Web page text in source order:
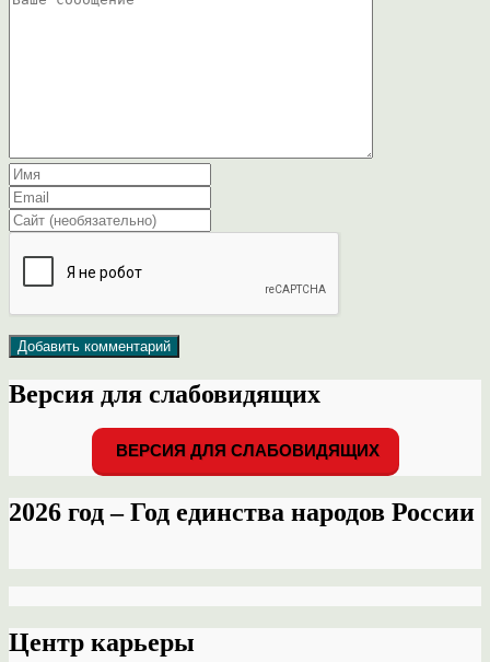
Версия для слабовидящих
ВЕРСИЯ ДЛЯ СЛАБОВИДЯЩИХ
2026 год – Год единства народов России
Центр карьеры